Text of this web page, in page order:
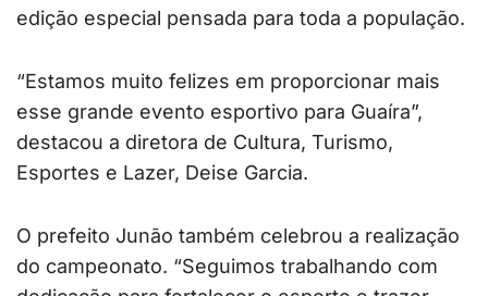
edição especial pensada para toda a população.
“Estamos muito felizes em proporcionar mais
esse grande evento esportivo para Guaíra”,
destacou a diretora de Cultura, Turismo,
Esportes e Lazer, Deise Garcia.
O prefeito Junão também celebrou a realização
do campeonato. “Seguimos trabalhando com